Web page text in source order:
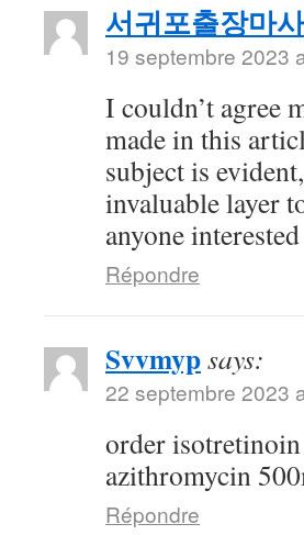
서귀포출장마
19 septembre 2023
I couldn’t agree
made in this
subject is
invaluable layer
anyone
Répondre
Svvmypsays:
22 septembre 2023
order
azithromycin
Répondre